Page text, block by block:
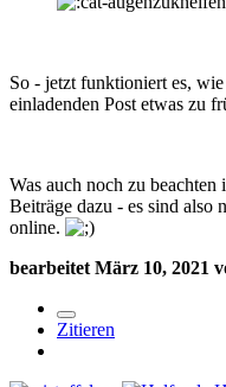
So - jetzt funktioniert es,
einladenden Post etwas zu
Was auch noch zu
Beiträge dazu - es sind also
online.
bearbeitet März 10, 2021
Zitieren